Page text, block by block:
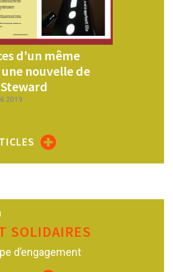
de
Les déroutés :
nouvelle inédite
SOLIDAIRES
d’engagement